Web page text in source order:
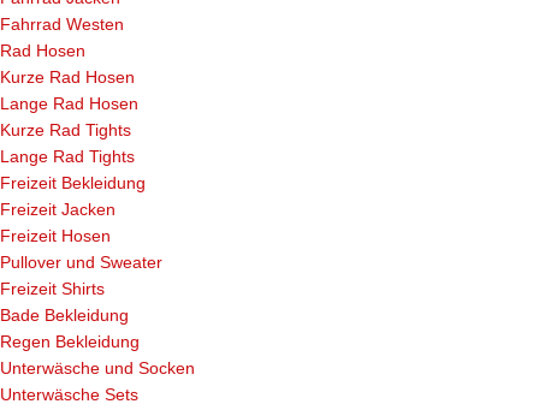
Fahrrad Westen
Rad Hosen
Kurze Rad Hosen
Lange Rad Hosen
Kurze Rad Tights
Lange Rad Tights
Freizeit Bekleidung
Freizeit Jacken
Freizeit Hosen
Pullover und Sweater
Freizeit Shirts
Bade Bekleidung
Regen Bekleidung
Unterwäsche und Socken
Unterwäsche Sets